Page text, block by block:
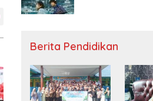
Berita Pendidikan